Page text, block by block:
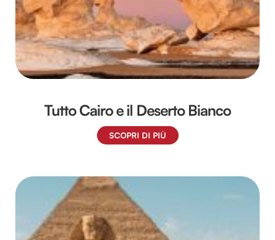
Tutto Cairo e il Deserto Bianco
SCOPRI DI PIÙ